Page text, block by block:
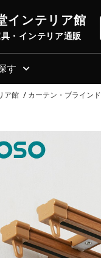
インテリア館
具・インテリア通販
す
ア館 カーテン・ブラインド